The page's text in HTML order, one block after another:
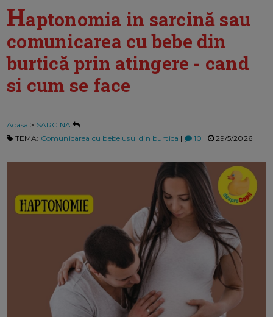
Haptonomia in sarcină sau
comunicarea cu bebe din
burtică prin atingere - cand
si cum se face
Acasa > SARCINA
TEMA: Comunicarea cu bebelusul din burtica | 10 | 29/5/2026